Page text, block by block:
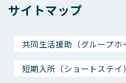
サイトマップ
共同生活援助（グループホ
短期入所（ショートステイ）